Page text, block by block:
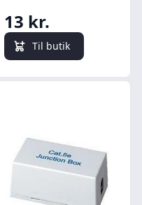
13 kr.
Til butik